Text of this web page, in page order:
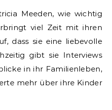
Meeden, wie wichtig
viel Zeit mit ihren
dass sie eine liebevolle
gibt sie Interviews
in ihr Familienleben,
mehr über ihre Kinder